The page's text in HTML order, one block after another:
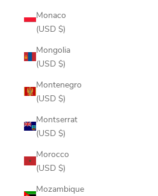
Monaco
(USD $)
Mongolia
(USD $)
Montenegro
(USD $)
Montserrat
(USD $)
Morocco
(USD $)
Mozambique